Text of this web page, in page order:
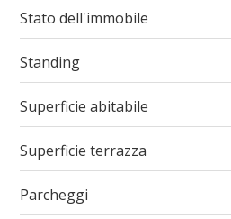
Stato dell'immobile
Standing
Superficie abitabile
Superficie terrazza
Parcheggi